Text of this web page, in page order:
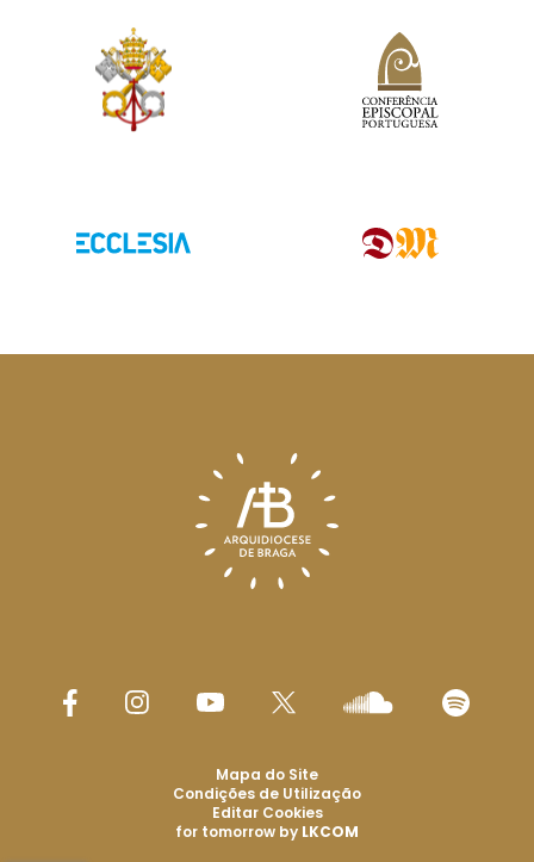
Mapa do Site
Condições de Utilização
Editar Cookies
for tomorrow by LKCOM